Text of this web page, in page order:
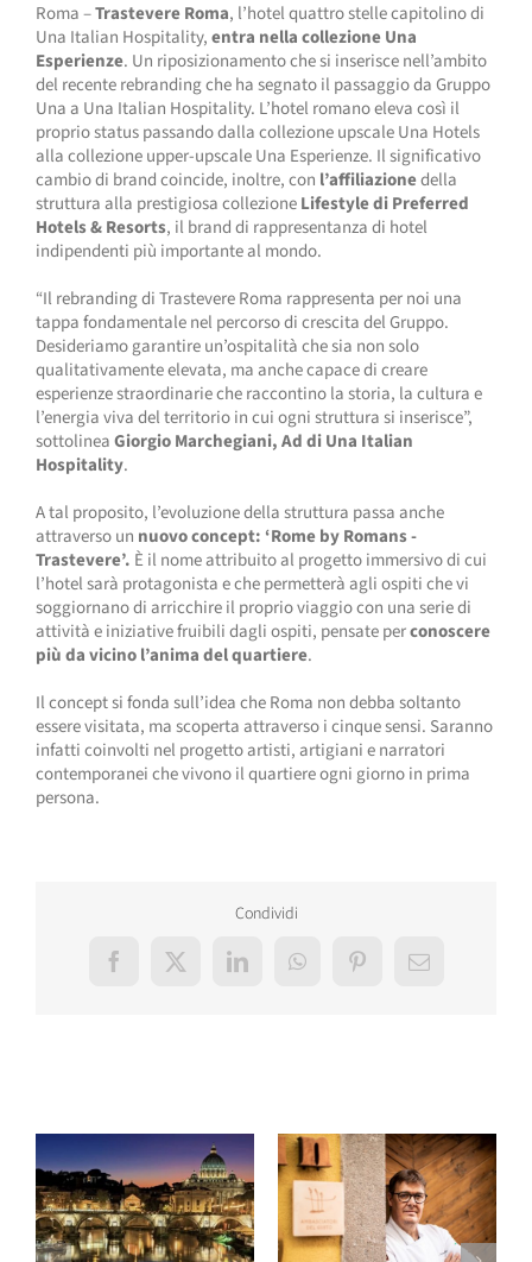
Roma –Trastevere Roma, l’hotel quattro stelle capitolino di
Una Italian Hospitality,entra nella collezione Una
Esperienze. Un riposizionamento che si inserisce nell’ambito
del recente rebranding che ha segnato il passaggio da Gruppo
Una a Una Italian Hospitality. L’hotel romano eleva così il
proprio status passando dalla collezione upscale Una Hotels
alla collezione upper-upscale Una Esperienze. Il significativo
cambio di brand coincide, inoltre, con l’affiliazionedella
struttura alla prestigiosa collezioneLifestyle di Preferred
Hotels & Resorts, il brand di rappresentanza di hotel
indipendenti più importante al mondo.
“Il rebranding di Trastevere Roma rappresenta per noi una
tappa fondamentale nel percorso di crescita del Gruppo.
Desideriamo garantire un’ospitalità che sia non solo
qualitativamente elevata, ma anche capace di creare
esperienze straordinarie che raccontino la storia, la cultura e
l’energia viva del territorio in cui ogni struttura si inserisce”,
sottolineaGiorgio Marchegiani, Ad di Una Italian
Hospitality.
A tal proposito, l’evoluzione della struttura passa anche
attraverso un nuovo concept: ‘Rome by Romans -
Trastevere’. È il nome attribuito al progetto immersivo di cui
l’hotel sarà protagonista e che permetterà agli ospiti che vi
soggiornano di arricchire il proprio viaggio con una serie di
attività e iniziative fruibili dagli ospiti, pensate perconoscere
più da vicino l’anima del quartiere.
Il concept si fonda sull’idea che Roma non debba soltanto
essere visitata, ma scoperta attraverso i cinque sensi. Saranno
infatti coinvolti nel progetto artisti, artigiani e narratori
contemporanei che vivono il quartiere ogni giorno in prima
persona.
Condividi
Facebook
X LinkedInWhatsAppPinterestEmail